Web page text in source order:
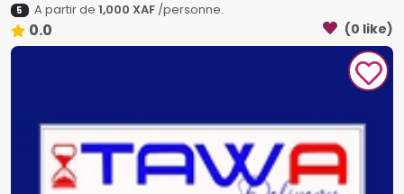
5 A partir de 1,000 XAF/personne.
0.0 (0 like)